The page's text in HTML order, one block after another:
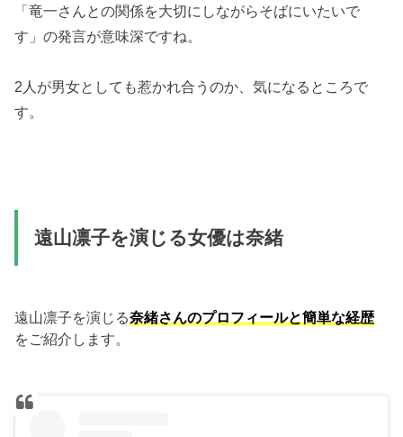
「竜一さんとの関係を大切にしながらそばにいたいで
す」の発言が意味深ですね。
2人が男女としても惹かれ合うのか、気になるところで
す。
遠山凛子を演じる女優は奈緒
遠山凛子を演じる奈緒さんのプロフィールと簡単な経歴
をご紹介します。